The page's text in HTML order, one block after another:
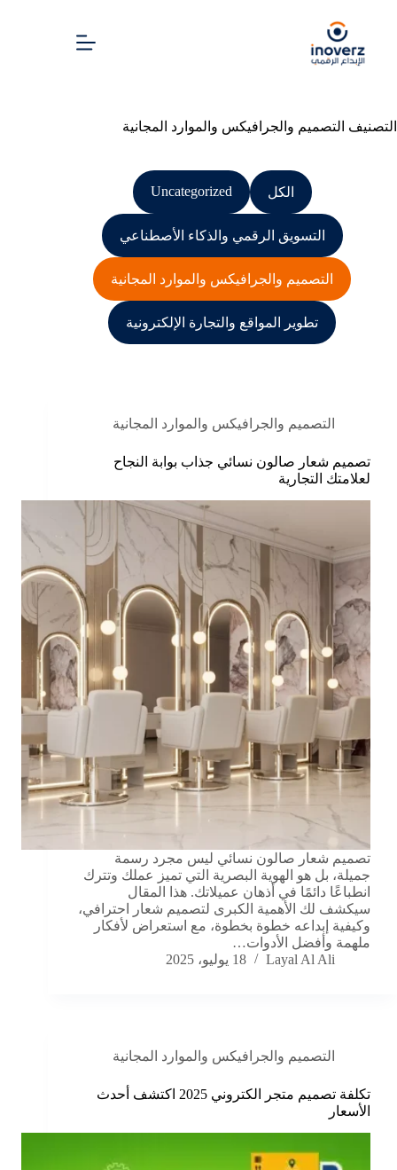
التصنيف التصميم والجرافيكس والموارد المجانية
الكل Uncategorized
التسويق الرقمي والذكاء الأصطناعي
التصميم والجرافيكس والموارد المجانية
تطوير المواقع والتجارة الإلكترونية
التصميم والجرافيكس والموارد المجانية
تصميم شعار صالون نسائي جذاب بوابة النجاح
لعلامتك التجارية
تصميم شعار صالون نسائي ليس مجرد رسمة
جميلة، بل هو الهوية البصرية التي تميز عملك وتترك
انطباعًا دائمًا في أذهان عميلاتك. هذا المقال
سيكشف لك الأهمية الكبرى لتصميم شعار احترافي،
وكيفية إبداعه خطوة بخطوة، مع استعراض لأفكار
ملهمة وأفضل الأدوات…
Layal Al Ali
18 يوليو، 2025
التصميم والجرافيكس والموارد المجانية
تكلفة تصميم متجر الكتروني 2025 اكتشف أحدث
الأسعار